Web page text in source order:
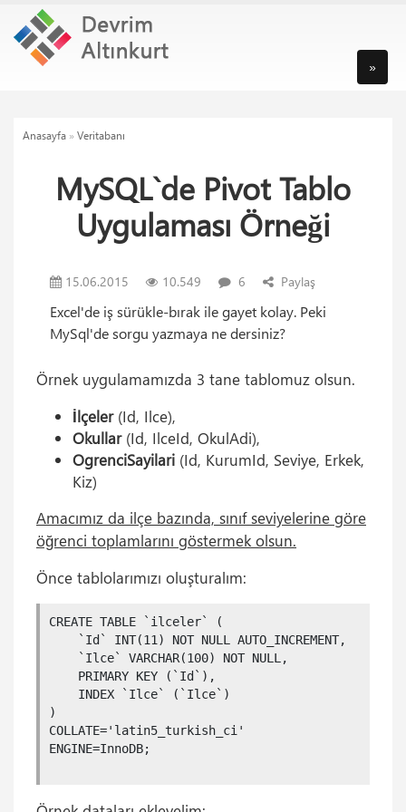
»
Anasayfa » Veritabanı
MySQL`de Pivot Tablo
Uygulaması Örneği
15.06.2015 10.549 6 Paylaş
Excel'de iş sürükle-bırak ile gayet kolay. Peki
MySql'de sorgu yazmaya ne dersiniz?
Örnek uygulamamızda 3 tane tablomuz olsun.
İlçeler (Id, Ilce),
Okullar(Id, IlceId, OkulAdi),
OgrenciSayilari (Id, KurumId, Seviye, Erkek,
Kiz)
Amacımız da ilçe bazında, sınıf seviyelerine göre
öğrenci toplamlarını göstermek olsun.
Önce tablolarımızı oluşturalım:
CREATE TABLE `ilceler` (
    `Id` INT(11) NOT NULL AUTO_INCREMENT,
    `Ilce` VARCHAR(100) NOT NULL,
    PRIMARY KEY (`Id`),
    INDEX `Ilce` (`Ilce`)
)
COLLATE='latin5_turkish_ci'
ENGINE=InnoDB;
CREATE TABLE `okullar` (